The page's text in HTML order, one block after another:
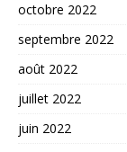
octobre 2022
septembre 2022
août 2022
juillet 2022
juin 2022